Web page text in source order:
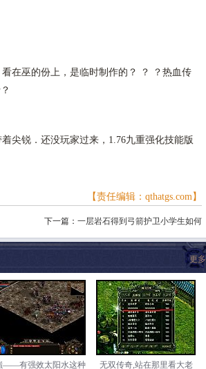
在巫的份上，是临时制作的？ ？ ？热血传
尖锐．还没玩家过来，1.76九重强化技能版
【责任编辑：qthatgs.com】
下一篇： 一层岩石得到弓箭护卫小学生如何
更多
——有强效太阳水这种 无双传奇,站在那里看大老